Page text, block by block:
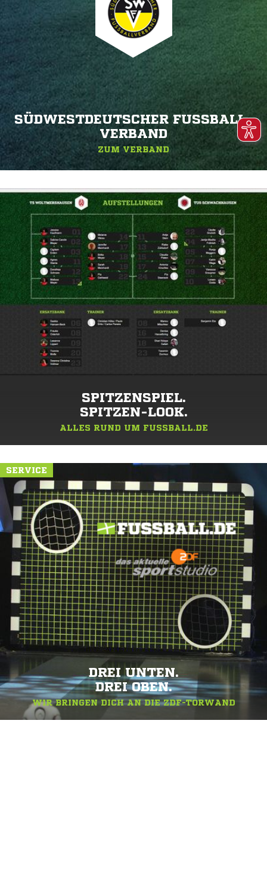
SÜDWESTDEUTSCHER FUSSBALL-V
ERBAND
ZUM VERBAND
SPITZENSPIEL.
SPITZEN-LOOK.
ALLES RUND UM FUSSBALL.DE
SERVICE
DREI UNTEN.
DREI OBEN.
WIR BRINGEN DICH AN DIE ZDF-TORWAND